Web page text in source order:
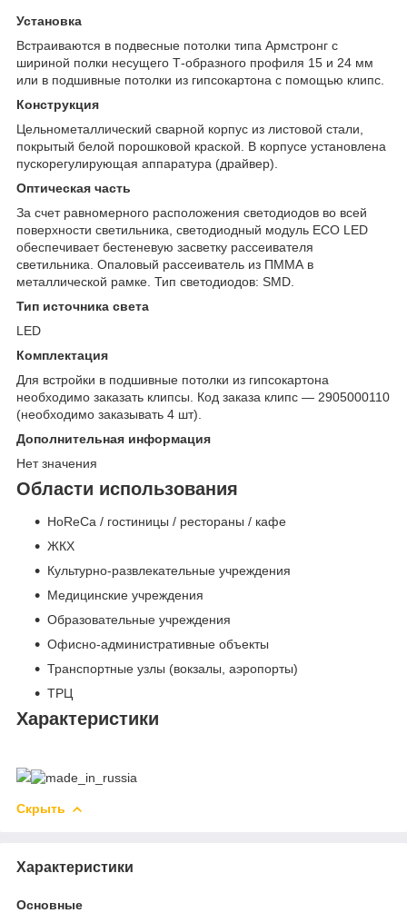
Установка
Встраиваются в подвесные потолки типа Армстронг с
шириной полки несущего Т-образного профиля 15 и 24 мм
или в подшивные потолки из гипсокартона с помощью клипс.
Конструкция
Цельнометаллический сварной корпус из листовой стали,
покрытый белой порошковой краской. В корпусе установлена
пускорегулирующая аппаратура (драйвер).
Оптическая часть
За счет равномерного расположения светодиодов во всей
поверхности светильника, светодиодный модуль ECO LED
обеспечивает бестеневую засветку рассеивателя
светильника. Опаловый рассеиватель из ПММА в
металлической рамке. Тип светодиодов: SMD.
Тип источника света
LED
Комплектация
Для встройки в подшивные потолки из гипсокартона
необходимо заказать клипсы. Код заказа клипс — 2905000110
(необходимо заказывать 4 шт).
Дополнительная информация
Нет значения
Области использования
HoReCa / гостиницы / рестораны / кафе
ЖКХ
Культурно-развлекательные учреждения
Медицинские учреждения
Образовательные учреждения
Офисно-административные объекты
Транспортные узлы (вокзалы, аэропорты)
ТРЦ
Характеристики
Скрыть
Характеристики
Основные